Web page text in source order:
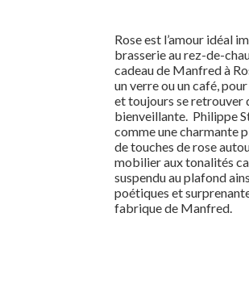
Rose est l’amour idéal
brasserie au rez-de-
cadeau de Manfred à
un verre ou un café,
et toujours se retrouver
bienveillante. Philippe
comme une charmante
de touches de rose
mobilier aux tonalités
suspendu au plafond
poétiques et
fabrique de Manfred.